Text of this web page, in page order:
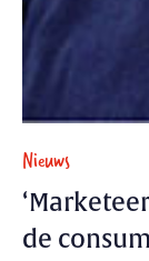
Nieuws
de